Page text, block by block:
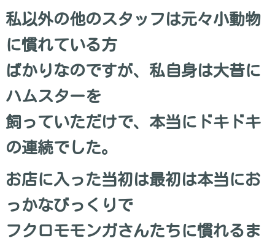
私以外の他のスタッフは元々小動物
に慣れている方
ばかりなのですが、私自身は大昔に
ハムスターを
飼っていただけで、本当にドキドキ
の連続でした。
お店に入った当初は最初は本当にお
っかなびっくりで
フクロモモンガさんたちに慣れるま